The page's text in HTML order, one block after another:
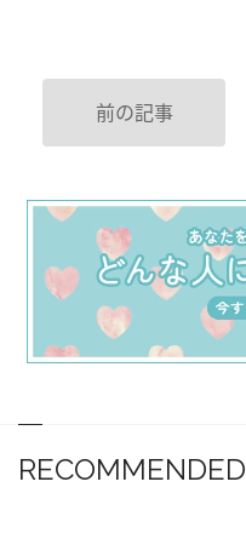
前の記事
RECOMMENDED